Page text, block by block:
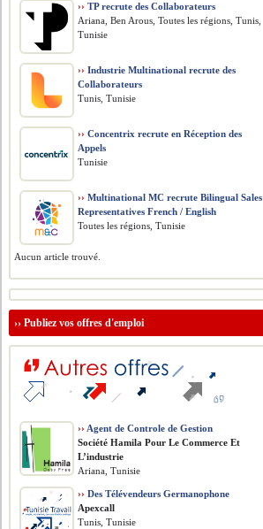
›› TP recrute des Collaborateurs
Ariana, Ben Arous, Toutes les régions, Tunis,
Tunisie
›› Industrie Multinational recrute des
Collaborateurs
Tunis, Tunisie
›› Concentrix recrute en Réception des
Appels
Tunisie
›› Multinational MC recrute Bilingual Sales
Representatives French / English
Toutes les régions, Tunisie
Aucun article trouvé.
››Publiez vos offres d'emploi
›› Agent de Controle de Gestion
Société Hamila Pour Le Commerce Et
L’industrie
Ariana, Tunisie
›› Des Télévendeurs Germanophone
Apexcall
Tunis, Tunisie